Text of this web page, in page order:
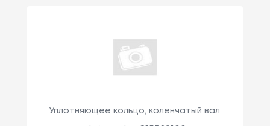
Уплотняющее кольцо, коленчатый вал